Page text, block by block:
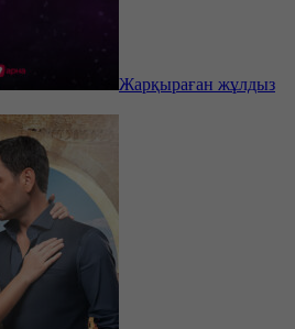
Жарқыраған жұлдыз